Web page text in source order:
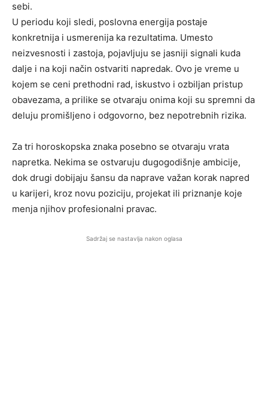
sebi.
U periodu koji sledi, poslovna energija postaje
konkretnija i usmerenija ka rezultatima. Umesto
neizvesnosti i zastoja, pojavljuju se jasniji signali kuda
dalje i na koji način ostvariti napredak. Ovo je vreme u
kojem se ceni prethodni rad, iskustvo i ozbiljan pristup
obavezama, a prilike se otvaraju onima koji su spremni da
deluju promišljeno i odgovorno, bez nepotrebnih rizika.
Za tri horoskopska znaka posebno se otvaraju vrata
napretka. Nekima se ostvaruju dugogodišnje ambicije,
dok drugi dobijaju šansu da naprave važan korak napred
u karijeri, kroz novu poziciju, projekat ili priznanje koje
menja njihov profesionalni pravac.
Sadržaj se nastavlja nakon oglasa